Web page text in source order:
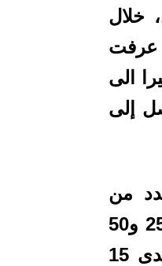
خلال
عرفت
الى
بطاقة تصل إلى
من
المشاريع لتوسيع الطاقة الاستيعابية لثلاث مطارات الى ما بين 25 و50
في المائة حسب كل مطار، منها مشاريع سريع التنفيذ على مدى 15